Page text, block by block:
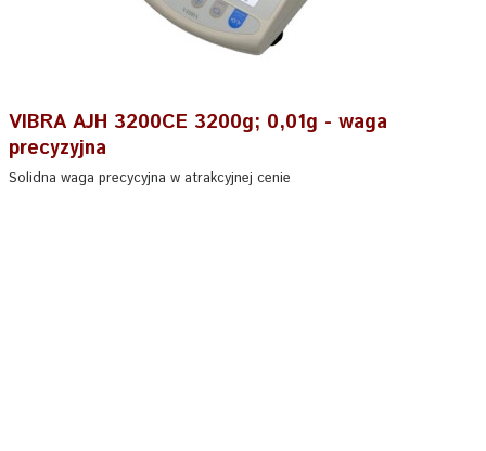
VIBRA AJH 3200CE 3200g; 0,01g - waga
precyzyjna
Solidna waga precycyjna w atrakcyjnej cenie